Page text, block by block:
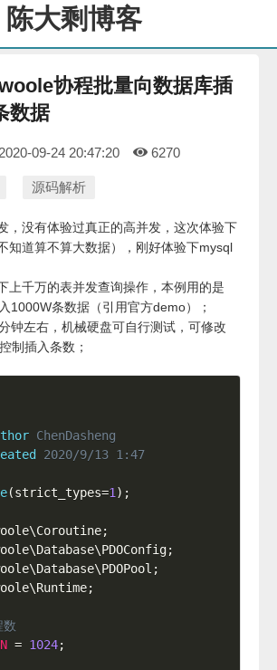
陈大剩博客
协程批量向数据库插
数据
2020-09-24 20:47:20 6270
源码解析
，没有体验过真正的高并发，这次体验下
知道算不算大数据），刚好体验下mysql
上千万的表并发查询操作，本例用的是
1000W条数据（引用官方demo）；
钟左右，机械硬盘可自行测试，可修改
制插入条数；
ChenDasheng
2020/9/13 1:47
(strict_types=1 ) ;
\Coroutine;
\Database\PDOConfig;
\Database\PDOPool ;
\Runtime;
N = 1024;